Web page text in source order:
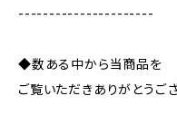
----------------------
◆数ある中から当商品を
ご覧いただきありがとうご